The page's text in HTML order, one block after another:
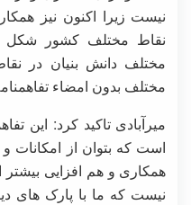
نیست زیرا اکنون نیز
نقاط مختلف کشور
مختلف دانش بنیان در
مختلف بدون امضاء
میرآبادی تاکید کرد: این
است که بتوان از امکانات
همکاری و هم افزایی بیشتر
نیست که ما با پارک های